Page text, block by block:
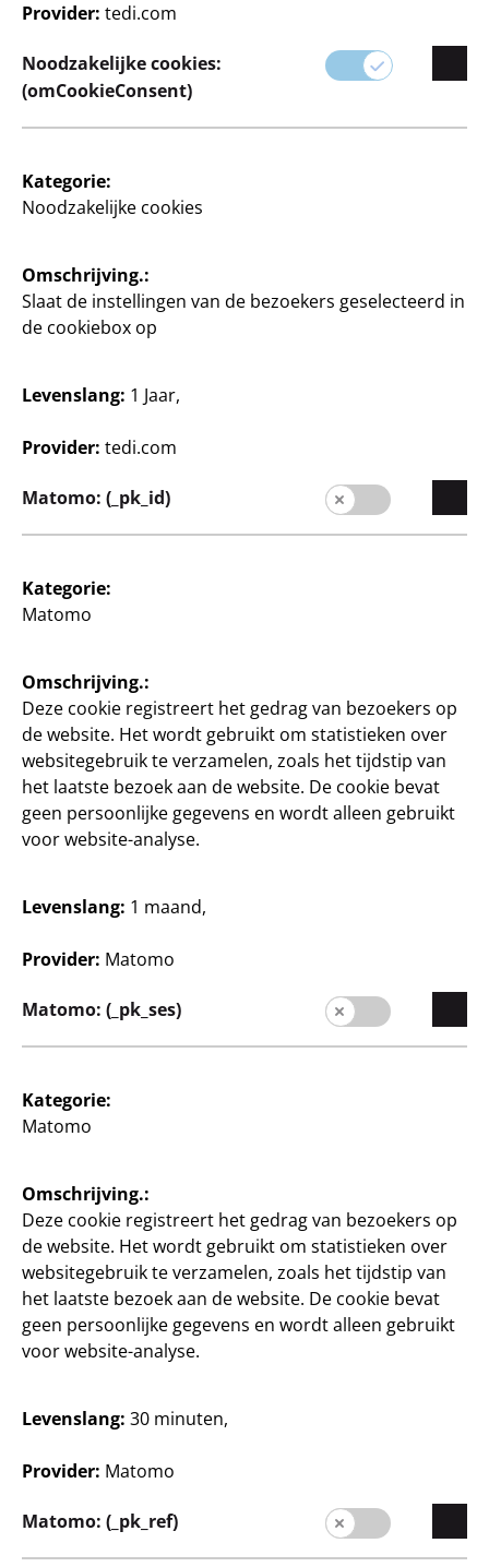
87 Artikel
Schrijven
venster, 110x220mm,
natlijm
0,03 €/stuk
Bedrijf
Expansie
Kwaliteit
Duurzaamheid
Contact
Klanten
Filiaalzoeker
Contact
Klanteninformatie
Afdruk
Gegevensbescherming
Provider: tedi.com
Noodzakelijke cookies:
(omCookieConsent)
Kategorie:
Noodzakelijke cookies
Omschrijving.:
Slaat de instellingen van de bezoekers geselecteerd in
de cookiebox op
Levenslang: 1 Jaar,
Provider: tedi.com
Matomo: (_pk_id)
Kategorie:
Matomo
Omschrijving.:
Deze cookie registreert het gedrag van bezoekers op
de website. Het wordt gebruikt om statistieken over
websitegebruik te verzamelen, zoals het tijdstip van
het laatste bezoek aan de website. De cookie bevat
geen persoonlijke gegevens en wordt alleen gebruikt
voor website-analyse.
Levenslang: 1 maand,
Provider: Matomo
Matomo: (_pk_ses)
Kategorie:
Matomo
Omschrijving.:
Deze cookie registreert het gedrag van bezoekers op
de website. Het wordt gebruikt om statistieken over
websitegebruik te verzamelen, zoals het tijdstip van
het laatste bezoek aan de website. De cookie bevat
geen persoonlijke gegevens en wordt alleen gebruikt
voor website-analyse.
Levenslang: 30 minuten,
Provider: Matomo
Matomo: (_pk_ref)